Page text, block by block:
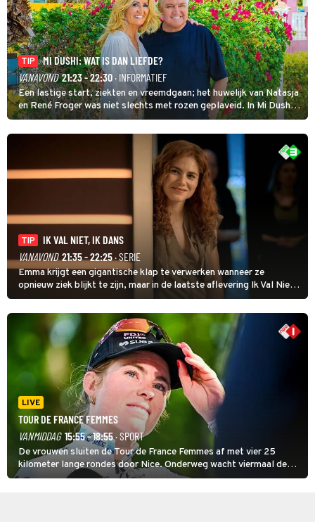
TIP
MI DUSHI: WAT IS DAN LIEFDE?
VANAVOND 21:23 - 22:30 · INFORMATIEF
Een lastige start, ziekten en vreemdgaan; het huwelijk van Natasja
en René Froger was niet slechts met rozen geplaveid. In Mi Dushi:
Wat Is Dan Liefde? neemt Wilfred Genee het showbizzkoppel mee
uit vissen om het over de liefde te hebben.
TIP
IK VAL NIET, IK DANS
VANAVOND 21:35 - 22:25· SERIE
Emma krijgt een gigantische klap te verwerken wanneer ze
opnieuw ziek blijkt te zijn, maar in de laatste aflevering Ik Val Niet,
Ik Dans laat ze zien dat ze niet van plan is op te geven, zelfs als ze
daarvoor een ingrijpende operatie moet ondergaan.
LIVE
TOUR DE FRANCE FEMMES
VANMIDDAG 15:55 - 18:55· SPORT
De vrouwen sluiten de Tour de France Femmes af met vier 25
kilometer lange rondes door Nice. Onderweg wacht viermaal de
zware Col d'Èze. Aan de finish op de Promenade des Anglais krijgt